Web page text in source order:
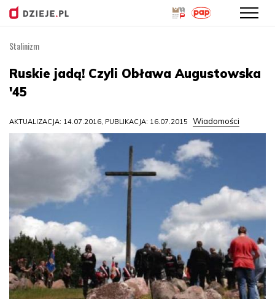
treści
Stalinizm
Ruskie jadą! Czyli Obława Augustowska
'45
AKTUALIZACJA: 14.07.2016, PUBLIKACJA: 16.07.2015 Wiadomości